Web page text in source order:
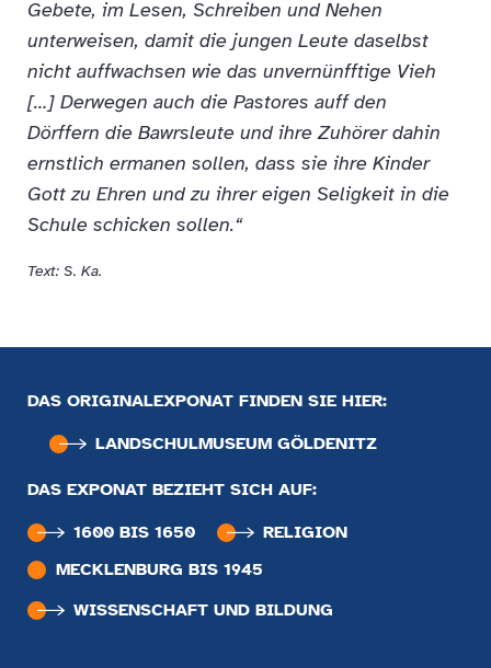
Gebete, im Lesen, Schreiben und Nehen
unterweisen, damit die jungen Leute daselbst
nicht auffwachsen wie das unvernünfftige Vieh
[…] Derwegen auch die Pastores auff den
Dörffern die Bawrsleute und ihre Zuhörer dahin
ernstlich ermanen sollen, dass sie ihre Kinder
Gott zu Ehren und zu ihrer eigen Seligkeit in die
Schule schicken sollen.“
Text: S. Ka.
DAS ORIGINALEXPONAT FINDEN SIE HIER:
LANDSCHULMUSEUM GÖLDENITZ
DAS EXPONAT BEZIEHT SICH AUF:
1600 BIS 1650
RELIGION
MECKLENBURG BIS 1945
WISSENSCHAFT UND BILDUNG